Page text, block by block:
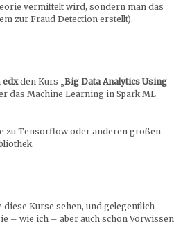
vermittelt wird, sondern man das
zur Fraud Detection erstellt).
edxden Kurs „ Big Data Analytics Using
das Machine Learning in Spark ML
zu Tensorflow oder anderen großen
Kurse sehen, und gelegentlich
– wie ich – aber auch schon Vorwissen